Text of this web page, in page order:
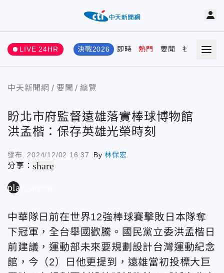
LIVE 24HR 決戰2026 即時 熱門 要聞 社會 娛樂
中天新聞網 要聞 總覽
盼北市府監督遠雄落實棒球博物館
洪孟楷：保存英雄光榮時刻
發布: 2024/12/02 16:37 By林保宏
分享：share
play_arrow
中華隊日前在世界12強棒球賽擊敗日本隊奪
下冠軍，全台舉國歡騰。國民黨立委洪孟楷日
前建議，運動部未來要規劃設計台灣運動紀念
館，今（2）日他更提到，遠雄當初投標大巨